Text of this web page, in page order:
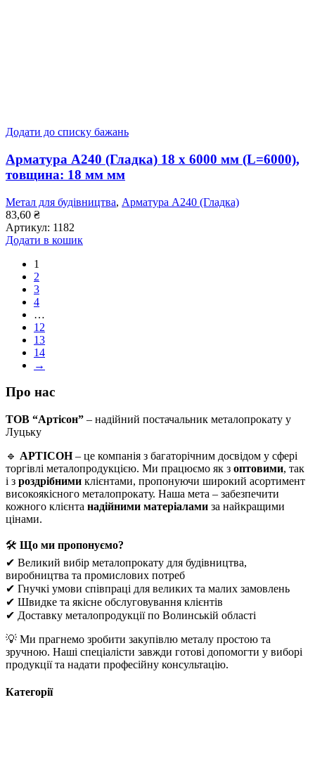
Додати до списку бажань
Арматура А240 (Гладка) 18 x 6000 мм (L=6000),
товщина: 18 мм мм
Метал для будівництва, Арматура А240 (Гладка)
83,60 ₴
Артикул: 1182
Додати в кошик
1
2
3
4
…
12
13
14
→
Про нас
ТОВ “Артісон” – надійний постачальник металопрокату у
Луцьку
🔹 АРТІСОН– це компанія з багаторічним досвідом у сфері
торгівлі металопродукцією. Ми працюємо як з оптовими, так
і з роздрібними клієнтами, пропонуючи широкий асортимент
високоякісного металопрокату. Наша мета – забезпечити
кожного клієнта надійними матеріалами за найкращими
цінами.
🛠 Що ми пропонуємо?
✔ Великий вибір металопрокату для будівництва,
виробництва та промислових потреб
✔ Гнучкі умови співпраці для великих та малих замовлень
✔ Швидке та якісне обслуговування клієнтів
✔ Доставку металопродукції по Волинській області
💡 Ми прагнемо зробити закупівлю металу простою та
зручною. Наші спеціалісти завжди готові допомогти у виборі
продукції та надати професійну консультацію.
Категорії